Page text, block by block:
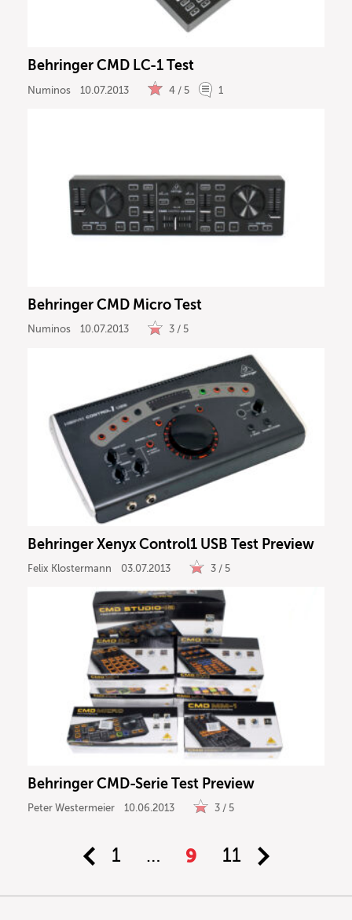
Behringer CMD LC-1 Test
Numinos 10.07.2013 4 / 5 1
Behringer CMD Micro Test
Numinos 10.07.2013 3 / 5
Behringer Xenyx Control1 USB Test Preview
Felix Klostermann 03.07.2013 3 / 5
Behringer CMD-Serie Test Preview
Peter Westermeier 10.06.2013 3 / 5
1 … 9 11